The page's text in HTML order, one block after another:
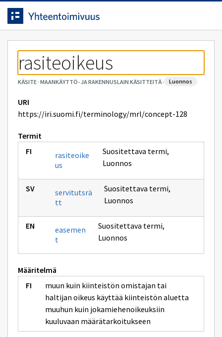
Siirrytty
sivulle
Siirry suoraan sisältöön.
rasiteoikeus
KÄSITE· MAANKÄYTTÖ- JA RAKENNUSLAIN KÄSITTEITÄ· luonnos
URI
https://iri.suomi.fi/terminology/mrl/concept-128
Termit
rasiteoike
us
Suositettava termi,
Luonnos
servitutsrä
tt
Suositettava termi,
Luonnos
easemen
t
Suositettava termi,
Luonnos
Määritelmä
muun kuin kiinteistön omistajan tai
haltijan oikeus käyttää kiinteistön aluetta
muuhun kuin jokamiehenoikeuksiin
kuuluvaan määrätarkoitukseen